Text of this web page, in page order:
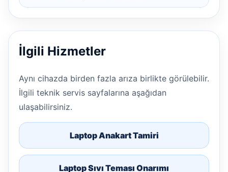
İlgili Hizmetler
Aynı cihazda birden fazla arıza birlikte görülebilir.
İlgili teknik servis sayfalarına aşağıdan
ulaşabilirsiniz.
Laptop Anakart Tamiri
Laptop Sıvı Teması Onarımı